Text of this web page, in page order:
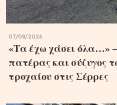
07/08/2026
«Τα έχω χάσει όλα…» –
πατέρας και σύζυγος
τροχαίου στις Σέρρες